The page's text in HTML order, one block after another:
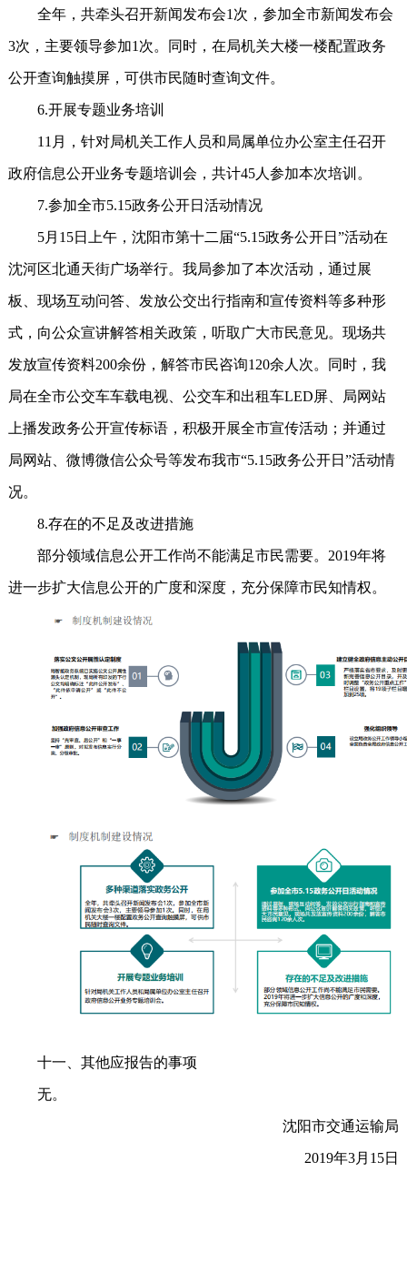
全年，共牵头召开新闻发布会1次，参加全市新闻发布会
3次，主要领导参加1次。同时，在局机关大楼一楼配置政务
公开查询触摸屏，可供市民随时查询文件。
6.开展专题业务培训
11月，针对局机关工作人员和局属单位办公室主任召开
政府信息公开业务专题培训会，共计45人参加本次培训。
7.参加全市5.15政务公开日活动情况
5月15日上午，沈阳市第十二届“5.15政务公开日”活动在
沈河区北通天街广场举行。我局参加了本次活动，通过展
板、现场互动问答、发放公交出行指南和宣传资料等多种形
式，向公众宣讲解答相关政策，听取广大市民意见。现场共
发放宣传资料200余份，解答市民咨询120余人次。同时，我
局在全市公交车车载电视、公交车和出租车LED屏、局网站
上播发政务公开宣传标语，积极开展全市宣传活动；并通过
局网站、微博微信公众号等发布我市“5.15政务公开日”活动情
况。
8.存在的不足及改进措施
部分领域信息公开工作尚不能满足市民需要。2019年将
进一步扩大信息公开的广度和深度，充分保障市民知情权。
十一、其他应报告的事项
无。
沈阳市交通运输局
2019年3月15日